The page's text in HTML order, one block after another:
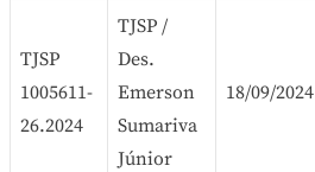
TJSP
1005611-
26.2024
TJSP /
Des.
Emerson
Sumariva
Júnior
18/09/2024